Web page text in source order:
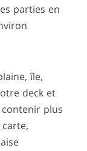
parties en
île,
deck et
plus